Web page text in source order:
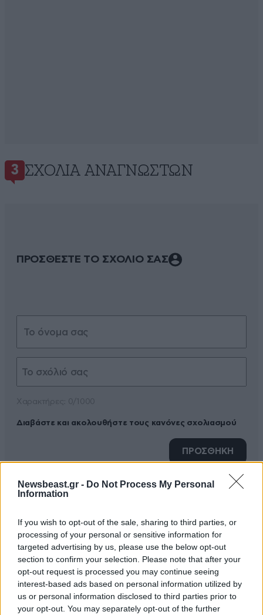
Newsbeast.gr - Do Not Process My Personal
Information
If you wish to opt-out of the sale, sharing to third parties, or
processing of your personal or sensitive information for
targeted advertising by us, please use the below opt-out
section to confirm your selection. Please note that after your
opt-out request is processed you may continue seeing
interest-based ads based on personal information utilized by
us or personal information disclosed to third parties prior to
your opt-out. You may separately opt-out of the further
3 ΣΧΌΛΙΑ ΑΝΑΓΝΩΣΤΏΝ
ΠΡΟΣΘΕΣΤΕ ΤΟ ΣΧΟΛΙΟ ΣΑΣ
Διαβάστε και ακολουθήστε τους κανόνες σχολιασμού
ΠΡΟΣΘΗΚΗ
Τί έπαθε ο Κωστέτσος τον τσίμπησε μύγα;
Απαντήστε 0